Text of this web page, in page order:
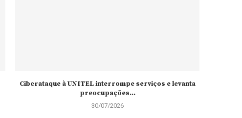
Ciberataque à UNITEL interrompe serviços e levanta
preocupações...
30/07/2026